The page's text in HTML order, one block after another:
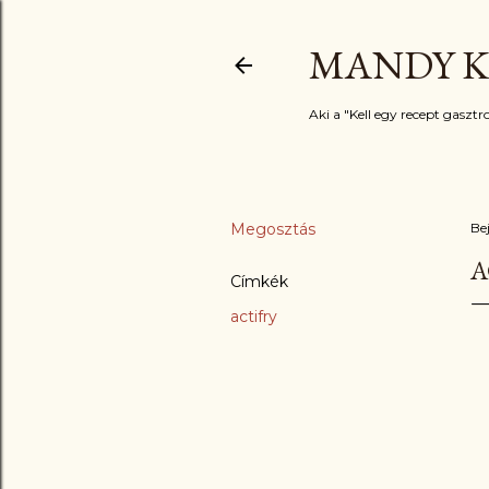
MANDY
Aki a "Kell egy recept
Megosztás
Címkék
actifry